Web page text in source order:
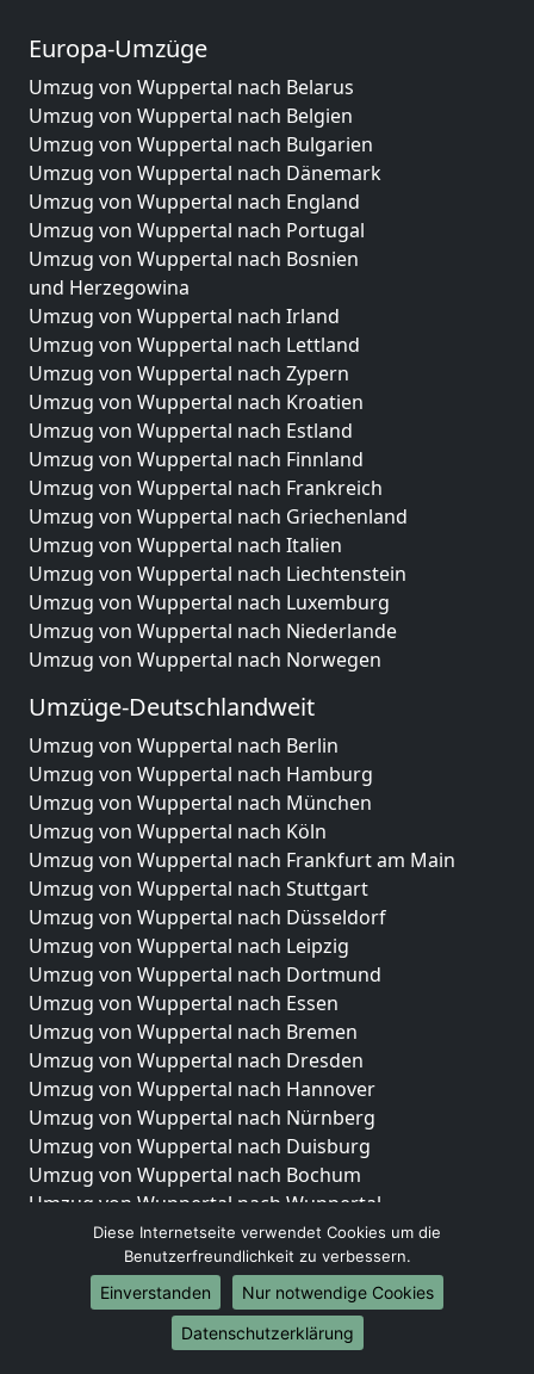
Europa-Umzüge
Umzug von Wuppertal nach Belarus
Umzug von Wuppertal nach Belgien
Umzug von Wuppertal nach Bulgarien
Umzug von Wuppertal nach Dänemark
Umzug von Wuppertal nach England
Umzug von Wuppertal nach Portugal
Umzug von Wuppertal nach Bosnien
und Herzegowina
Umzug von Wuppertal nach Irland
Umzug von Wuppertal nach Lettland
Umzug von Wuppertal nach Zypern
Umzug von Wuppertal nach Kroatien
Umzug von Wuppertal nach Estland
Umzug von Wuppertal nach Finnland
Umzug von Wuppertal nach Frankreich
Umzug von Wuppertal nach Griechenland
Umzug von Wuppertal nach Italien
Umzug von Wuppertal nach Liechtenstein
Umzug von Wuppertal nach Luxemburg
Umzug von Wuppertal nach Niederlande
Umzug von Wuppertal nach Norwegen
Umzüge-Deutschlandweit
Umzug von Wuppertal nach Berlin
Umzug von Wuppertal nach Hamburg
Umzug von Wuppertal nach München
Umzug von Wuppertal nach Köln
Umzug von Wuppertal nach Frankfurt am Main
Umzug von Wuppertal nach Stuttgart
Umzug von Wuppertal nach Düsseldorf
Umzug von Wuppertal nach Leipzig
Umzug von Wuppertal nach Dortmund
Umzug von Wuppertal nach Essen
Umzug von Wuppertal nach Bremen
Umzug von Wuppertal nach Dresden
Umzug von Wuppertal nach Hannover
Umzug von Wuppertal nach Nürnberg
Umzug von Wuppertal nach Duisburg
Umzug von Wuppertal nach Bochum
Umzug von Wuppertal nach Wuppertal
Umzug von Wuppertal nach Bielefeld
Umzug von Wuppertal nach Bonn
Umzug von Wuppertal nach Münster
Internationale-Umzüge
Diese Internetseite verwendet Cookies um die
Benutzerfreundlichkeit zu verbessern.
Einverstanden
Nur notwendige Cookies
Datenschutzerklärung